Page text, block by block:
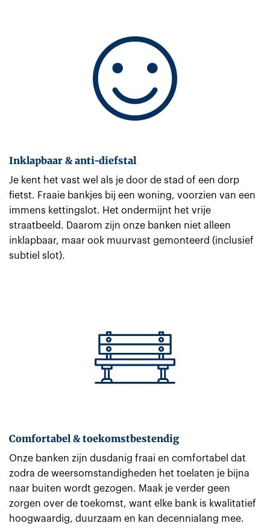
Inklapbaar & anti-diefstal
Je kent het vast wel als je door de stad of een dorp
fietst. Fraaie bankjes bij een woning, voorzien van een
immens kettingslot. Het ondermijnt het vrije
straatbeeld. Daarom zijn onze banken niet alleen
inklapbaar, maar ook muurvast gemonteerd (inclusief
subtiel slot).
Comfortabel & toekomstbestendig
Onze banken zijn dusdanig fraai en comfortabel dat
zodra de weersomstandigheden het toelaten je bijna
naar buiten wordt gezogen. Maak je verder geen
zorgen over de toekomst, want elke bank is kwalitatief
hoogwaardig, duurzaam en kan decennialang mee.